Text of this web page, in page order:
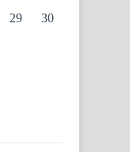
29
30